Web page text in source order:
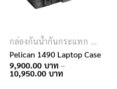
กล่องกันน้ำกันกระแทก PELICAN
Pelican 1490 Laptop Case
9,900.00
–
10,950.00 Price